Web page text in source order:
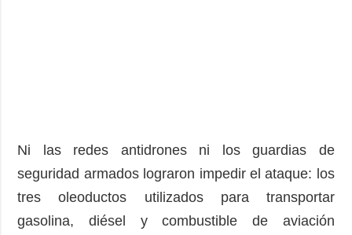
Ni las redes antidrones ni los guardias de
seguridad armados lograron impedir el ataque: los
tres oleoductos utilizados para transportar
gasolina, diésel y combustible de aviación